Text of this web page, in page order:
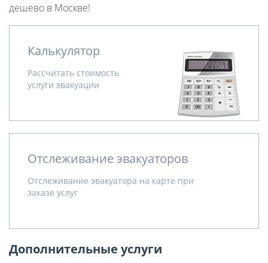
дешево в Москве!
Калькулятор
Рассчитать стоимость
услуги эвакуации
Отслеживание эвакуаторов
Отслеживание эвакуатора на карте при
заказе услуг
Дополнительные услуги